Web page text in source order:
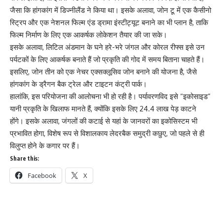
जैसा कि हांगकांग में डिज्नीलैंड ने किया था। इसके अलावा, जोन टू में एक कैसीनो
स्ट्रिप और एक नेशनल फिल्म एंड ड्रामा इंस्टीट्यूट बनाने का भी प्लान है, ताकि
फिल्म निर्माण के लिए एक आकर्षक लोकेशन तैयार की जा सके।
इसके अलावा, लिटिल अंडमान के घने हरे-भरे जंगल और कोरल रीफ्स इसे उन
पर्यटकों के लिए आकर्षक बनाते हैं जो प्रकृति की गोद में समय बिताना चाहते हैं।
इसलिए, जोन तीन को एक नेचर एक्सक्लूसिव जोन बनाने की योजना है, जैसे
हांगकांग के ड्रैगन बैक ट्रेल और टाइटन कंट्री पार्क।
हालांकि, इस परियोजना की आलोचना भी हो रही है। पर्यावरणविद इसे “इकोसाइड”
यानी प्रकृति के खिलाफ मानते हैं, क्योंकि इसके लिए 24.4 लाख पेड़ काटने
होंगे। इसके अलावा, जंगलों की कटाई से यहां के जानवरों का इकोसिस्टम भी
प्रभावित होगा, विशेष रूप से विशालकाय लेदरबैक समुद्री कछुए, जो पहले से ही
विलुप्त होने के कगार पर हैं।
Share this:
Facebook X